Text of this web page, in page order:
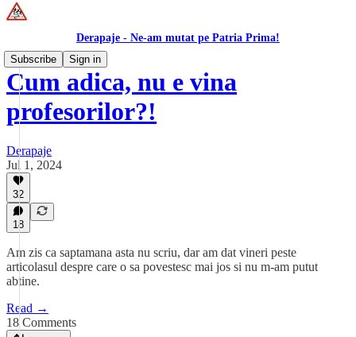
Derapaje - Ne-am mutat pe Patria Prima!
Subscribe
Sign in
Cum adica, nu e vina
profesorilor?!
Derapaje
Jul 1, 2024
32
18
Am zis ca saptamana asta nu scriu, dar am dat vineri peste
articolasul despre care o sa povestesc mai jos si nu m-am putut
abtine.
Read →
18 Comments